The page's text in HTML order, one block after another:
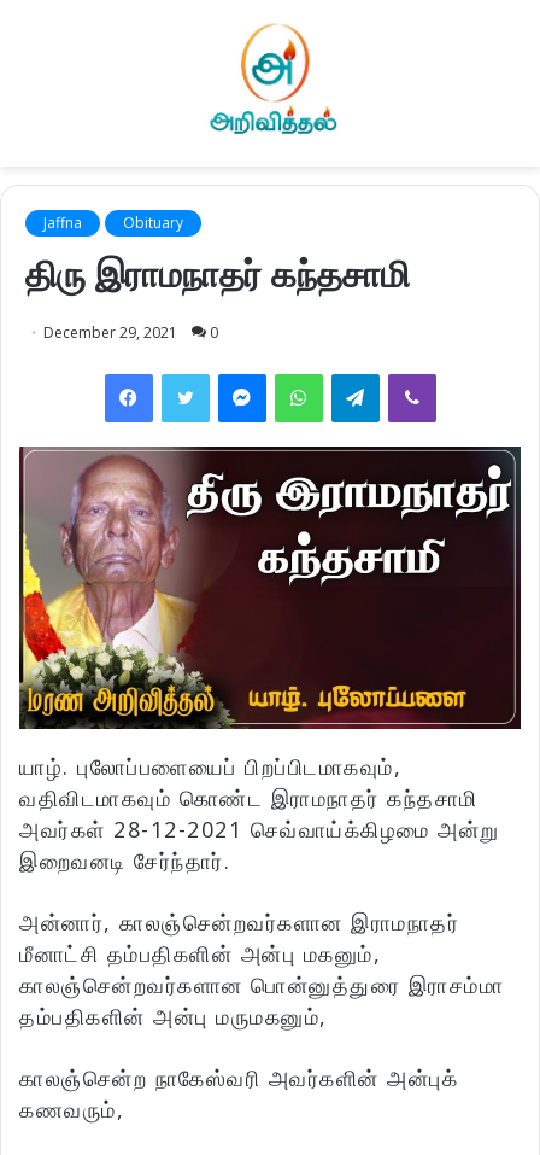
Jaffna Obituary
திரு இராமநாதர் கந்தசாமி
December 29, 2021 0
FacebookTwitter MessengerWhatsAppTelegramViber
யாழ். புலோப்பளையைப் பிறப்பிடமாகவும்,
வதிவிடமாகவும் கொண்ட இராமநாதர் கந்தசாமி
அவர்கள் 28-12-2021 செவ்வாய்க்கிழமை அன்று
இறைவனடி சேர்ந்தார்.
அன்னார், காலஞ்சென்றவர்களான இராமநாதர்
மீனாட்சி தம்பதிகளின் அன்பு மகனும்,
காலஞ்சென்றவர்களான பொன்னுத்துரை இராசம்மா
தம்பதிகளின் அன்பு மருமகனும்,
காலஞ்சென்ற நாகேஸ்வரி அவர்களின் அன்புக்
கணவரும்,